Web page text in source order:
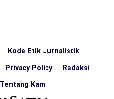
Kode Etik Jurnalistik
Privacy Policy Redaksi
Tentang Kami